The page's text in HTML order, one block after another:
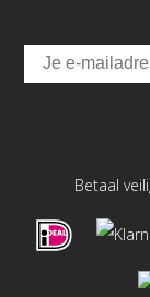
Email
Betaal